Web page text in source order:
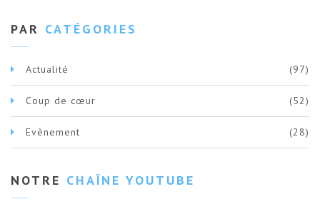
PAR CATÉGORIES
Actualité (97)
Coup de cœur (52)
Evènement (28)
NOTRE CHAÎNE YOUTUBE